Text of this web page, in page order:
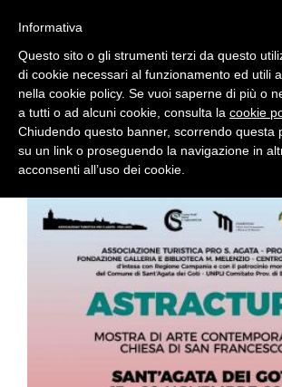
ASTRACTURA
Informativa
Questo sito o gli strumenti terzi da questo
di cookie necessari al funzionamento ed utili
nella cookie policy. Se vuoi saperne di più o
a tutti o ad alcuni cookie, consulta la cookie
Chiudendo questo banner, scorrendo questa
su un link o proseguendo la navigazione in
acconsenti all’uso dei cookie.